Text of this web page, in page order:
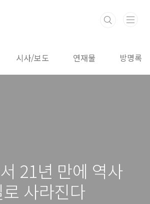
시사/보도 연재물 방명록
21년 만에 역사
사라진다